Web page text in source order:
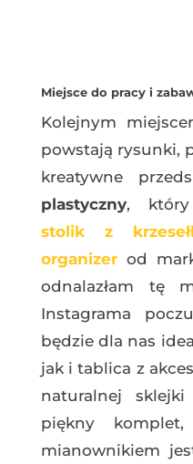
Miejsce do pracy i
Kolejnym
powstają rysunki,
kreatywne
plastyczny,
stolik z
organizerod
odnalazłam tę
Instagrama
będzie dla nas
jak i tablica z
naturalnej
piękny
mianownikiem